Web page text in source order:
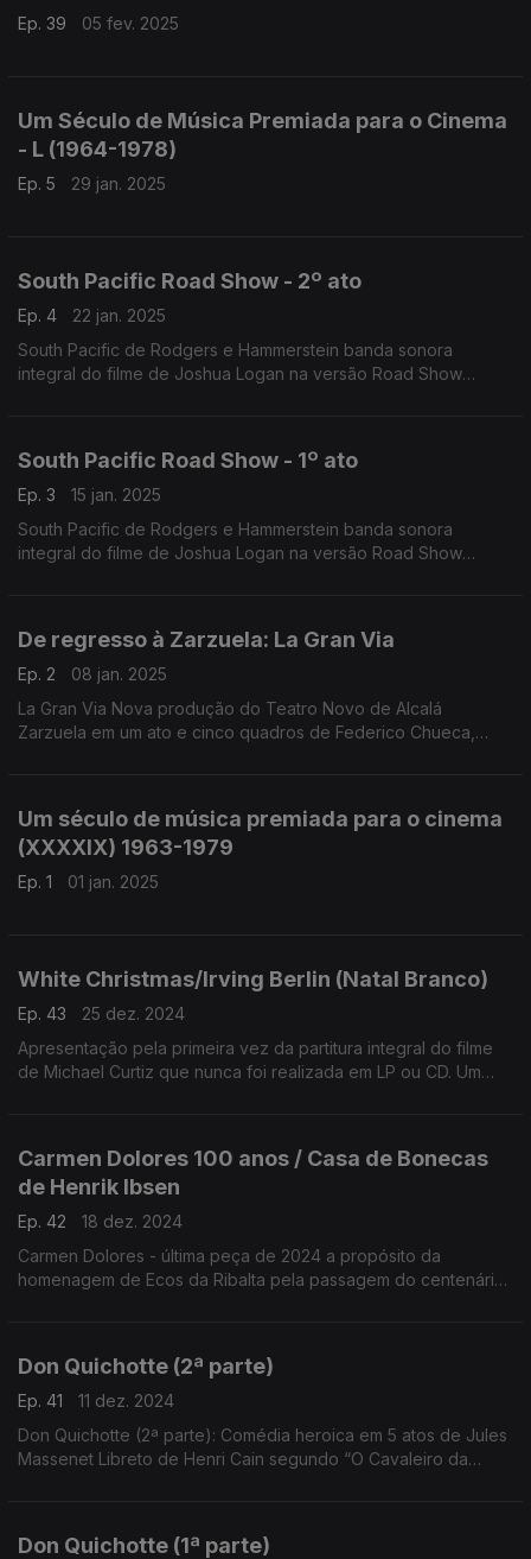
Ep. 39 05 fev. 2025
Um Século de Música Premiada para o Cinema
- L (1964-1978)
Ep. 5 29 jan. 2025
South Pacific Road Show - 2º ato
Ep. 4
22 jan. 2025
South Pacific de Rodgers e Hammerstein banda sonora
integral do filme de Joshua Logan na versão Road Show
South Pacific Road Show - 1º ato
Ep. 3
15 jan. 2025
South Pacific de Rodgers e Hammerstein banda sonora
integral do filme de Joshua Logan na versão Road Show
De regresso à Zarzuela: La Gran Via
Ep. 2
08 jan. 2025
La Gran Via Nova produção do Teatro Novo de Alcalá
Zarzuela em um ato e cinco quadros de Federico Chueca,
Um século de música premiada para o cinema
(XXXXIX) 1963-1979
Ep. 1 01 jan. 2025
White Christmas/Irving Berlin (Natal Branco)
Ep. 43
25 dez. 2024
Apresentação pela primeira vez da partitura integral do filme
de Michael Curtiz que nunca foi realizada em LP ou CD. Um
Carmen Dolores 100 anos / Casa de Bonecas
de Henrik Ibsen
Ep. 42
18 dez. 2024
Carmen Dolores - última peça de 2024 a propósito da
homenagem de Ecos da Ribalta pela passagem do centenário
Don Quichotte (2ª parte)
Ep. 41
11 dez. 2024
Don Quichotte (2ª parte): Comédia heroica em 5 atos de Jules
Massenet Libreto de Henri Cain segundo “O Cavaleiro da
Don Quichotte (1ª parte)